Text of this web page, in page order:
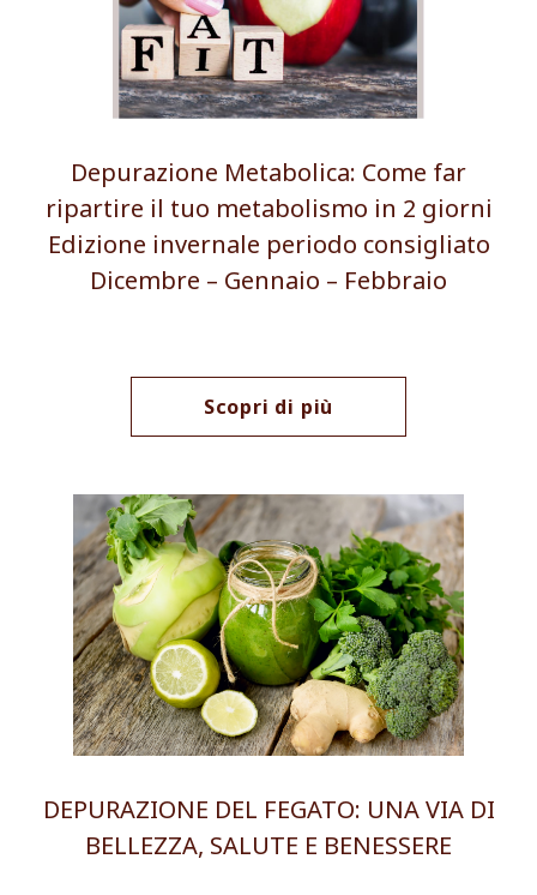
Depurazione Metabolica: Come far
ripartire il tuo metabolismo in 2 giorni
Edizione invernale periodo consigliato
Dicembre – Gennaio – Febbraio
Scopri di più
DEPURAZIONE DEL FEGATO: UNA VIA DI
BELLEZZA, SALUTE E BENESSERE